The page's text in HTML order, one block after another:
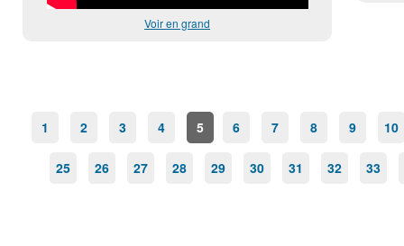
Voir en grand
1 2 3 4 5 6 7 8 9 10
25 26 27 28 29 30 31 32 33